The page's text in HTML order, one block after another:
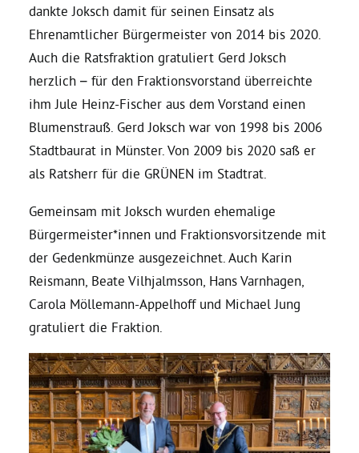
Daniel Freund, MdEP
Delegierte
Grüne im Rathaus
Ratsmitglieder 2025 – 2030
Ratsanträge
Bezirksvertretungen
Aktiv werden
dankte Joksch damit für seinen Einsatz als
Ehrenamtlicher Bürgermeister von 2014 bis 2020.
Auch die Ratsfraktion gratuliert Gerd Joksch
herzlich – für den Fraktionsvorstand überreichte
ihm Jule Heinz-Fischer aus dem Vorstand einen
Blumenstrauß. Gerd Joksch war von 1998 bis 2006
Stadtbaurat in Münster. Von 2009 bis 2020 saß er
als Ratsherr für die GRÜNEN im Stadtrat.
Gemeinsam mit Joksch wurden ehemalige
Bürgermeister*innen und Fraktionsvorsitzende mit
der Gedenkmünze ausgezeichnet. Auch Karin
Reismann, Beate Vilhjalmsson, Hans Varnhagen,
Carola Möllemann-Appelhoff und Michael Jung
gratuliert die Fraktion.